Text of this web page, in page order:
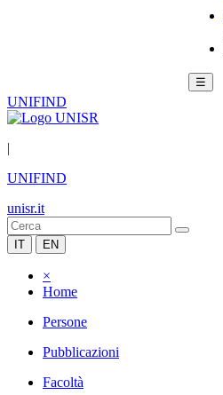
☰
UNIFIND
|
UNIFIND
unisr.it
IT EN
×
Home
Persone
Pubblicazioni
Facoltà